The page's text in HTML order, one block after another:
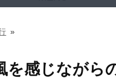
»
を感じながら